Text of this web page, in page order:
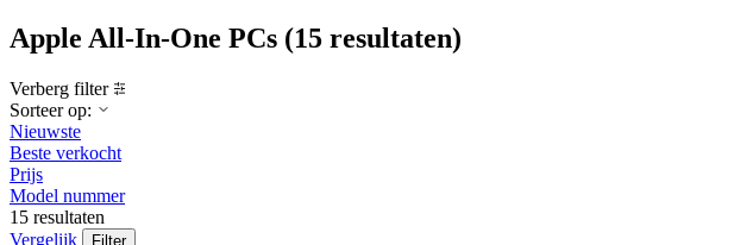
Apple All-In-One PCs (15 resultaten)
Verberg filter
Sorteer op:
Nieuwste
Beste verkocht
Prijs
Model nummer
15 resultaten
Vergelijk
Filter